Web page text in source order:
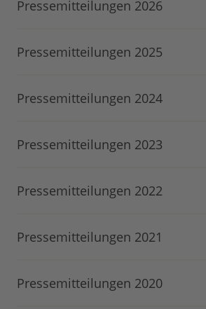
Pressemitteilungen 2026
Pressemitteilungen 2025
Pressemitteilungen 2024
Pressemitteilungen 2023
Pressemitteilungen 2022
Pressemitteilungen 2021
Pressemitteilungen 2020